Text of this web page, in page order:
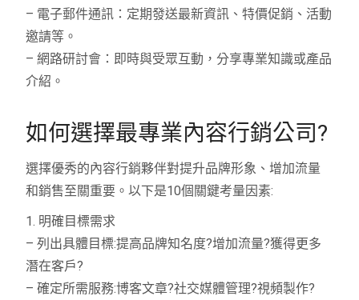
– 電子郵件通訊：定期發送最新資訊、特價促銷、活動
邀請等。
– 網路研討會：即時與受眾互動，分享專業知識或產品
介紹。
如何選擇最專業內容行銷公司?
選擇優秀的內容行銷夥伴對提升品牌形象、增加流量
和銷售至關重要。以下是10個關鍵考量因素:
1. 明確目標需求
– 列出具體目標:提高品牌知名度?增加流量?獲得更多
潛在客戶?
– 確定所需服務:博客文章?社交媒體管理?視頻製作?